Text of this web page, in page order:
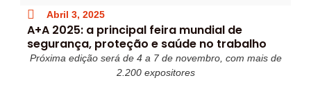
Abril 3, 2025
A+A 2025: a principal feira mundial de
segurança, proteção e saúde no trabalho
Próxima edição será de 4 a 7 de novembro, com mais de
2.200 expositores